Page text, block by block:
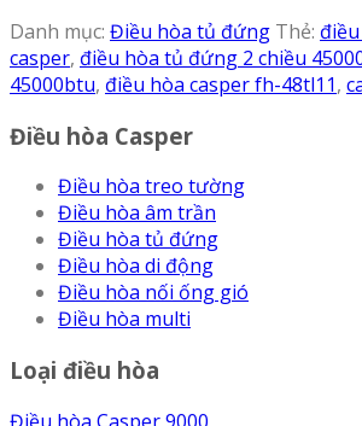
Danh mục: Điều hòa tủ đứng Thẻ:
casper, điều hòa tủ đứng 2 chiều
45000btu, điều hòa casper fh-48tl11,
Điều hòa Casper
Điều hòa treo tường
Điều hòa âm trần
Điều hòa tủ đứng
Điều hòa di động
Điều hòa nối ống gió
Điều hòa multi
Loại điều hòa